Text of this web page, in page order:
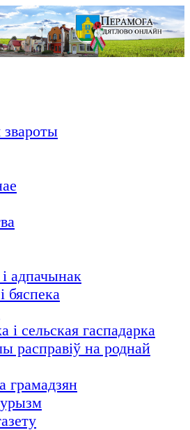
адпачынак
бяспека
і сельская гаспадарка
расправіў на роднай
грамадзян